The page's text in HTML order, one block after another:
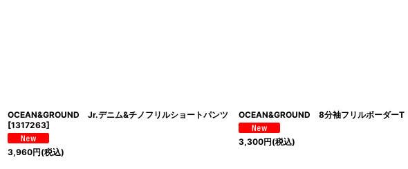
OCEAN&GROUND Jr.デニム&チノフリルショートパンツ
[1317263]
3,960円(税込)
OCEAN&GROUND 8分袖フリルボーダーT
3,300円(税込)